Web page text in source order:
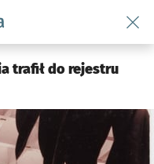
Dla mieszkańca
trafił do rejestru